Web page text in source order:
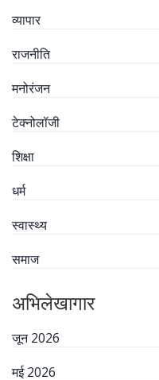
व्यापार
राजनीति
मनोरंजन
टेक्नोलॉजी
शिक्षा
धर्म
स्वास्थ्य
समाज
अभिलेखागार
जून 2026
मई 2026